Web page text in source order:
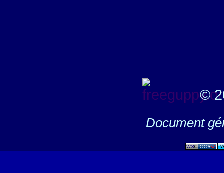
©
Document